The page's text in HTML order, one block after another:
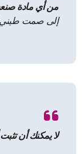
من أي مادة
إلى صمت طيني
لا يمكنك أن